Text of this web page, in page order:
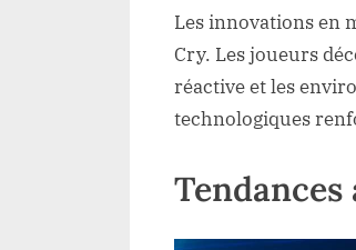
Les innovations en
Cry. Les joueurs
réactive et les
technologiques